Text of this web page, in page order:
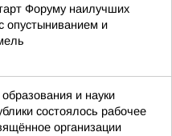
Форуму наилучших
опустыниванием и
и науки
состоялось рабочее
организации